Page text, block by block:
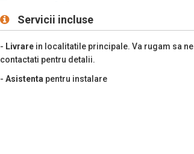
Servicii incluse
- Livrare in localitatile principale. Va rugam sa ne
contactati pentru detalii.
- Asistenta pentru instalare